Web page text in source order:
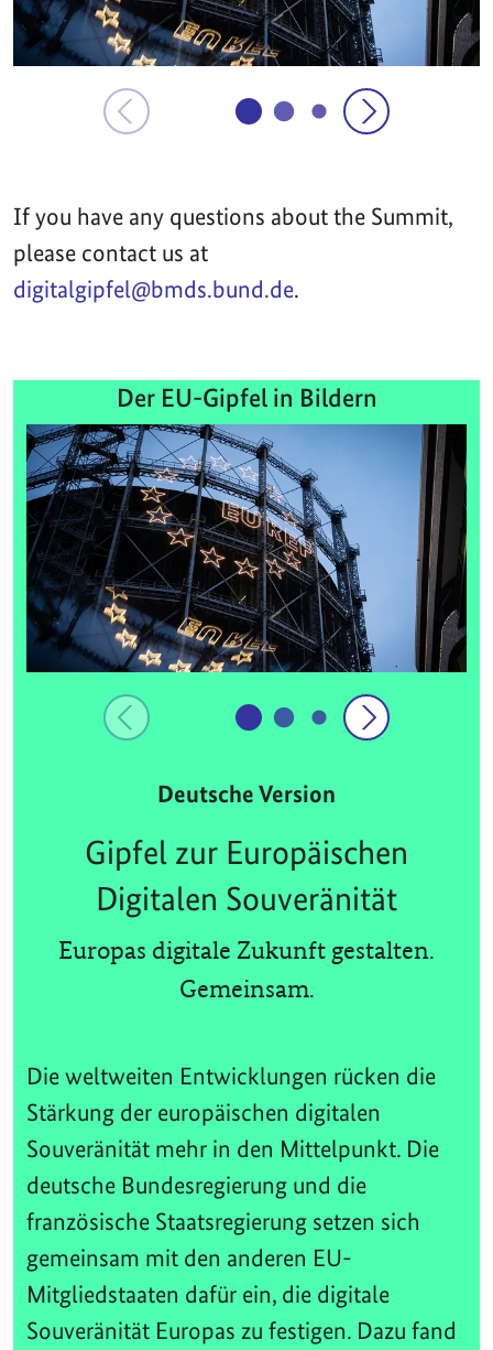
If you have any questions about the Summit,
please contact us at
digitalgipfel@bmds.bund.de.
Der EU-Gipfel in Bildern
Deutsche Version
Gipfel zur Europäischen
Digitalen Souveränität
Europas digitale Zukunft gestalten.
Gemeinsam.
Die weltweiten Entwicklungen rücken die
Stärkung der europäischen digitalen
Souveränität mehr in den Mittelpunkt. Die
deutsche Bundesregierung und die
französische Staatsregierung setzen sich
gemeinsam mit den anderen EU-
Mitgliedstaaten dafür ein, die digitale
Souveränität Europas zu festigen. Dazu fand